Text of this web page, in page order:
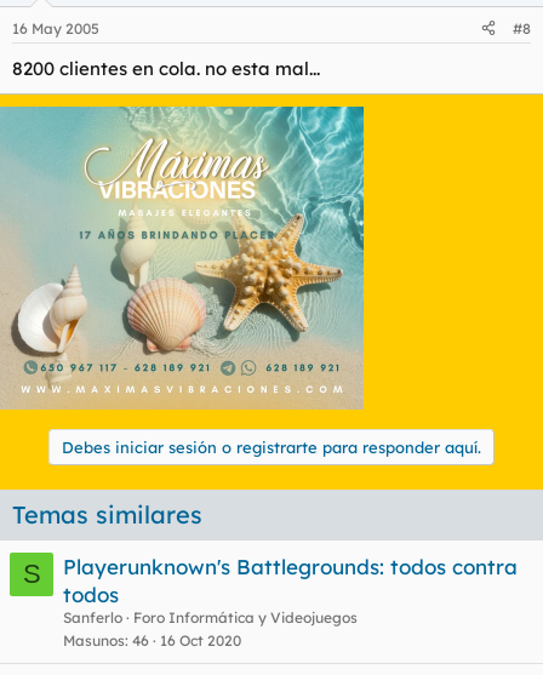
16 May 2005 #8
8200 clientes en cola. no esta mal...
Debes iniciar sesión o registrarte para responder aquí.
Temas similares
S
Playerunknown's Battlegrounds: todos contra
todos
Sanferlo
Foro Informática y Videojuegos
Masunos 46 16 Oct 2020